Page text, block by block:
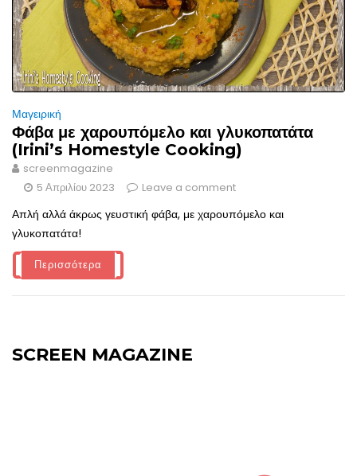
Μαγειρική
Φάβα με χαρουπόμελο και γλυκοπατάτα
(Irini’s Homestyle Cooking)
screenmagazine
5 Απριλίου 2023
Leave a comment
Απλή αλλά άκρως γευστική φάβα, με χαρουπόμελο και
γλυκοπατάτα!
Περισσότερα
SCREEN MAGAZINE